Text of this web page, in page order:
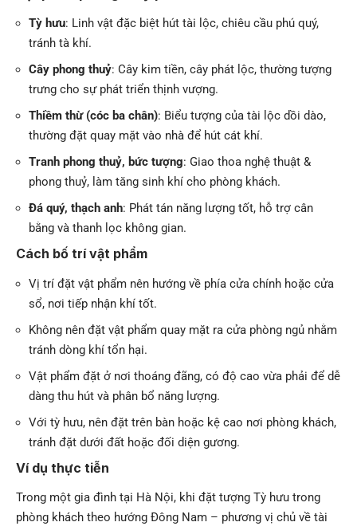
Tỳ hưu: Linh vật đặc biệt hút tài lộc, chiêu cầu phú quý,
tránh tà khí.
Cây phong thuỷ: Cây kim tiền, cây phát lộc, thường tượng
trưng cho sự phát triển thịnh vượng.
Thiềm thừ (cóc ba chân): Biểu tượng của tài lộc dồi dào,
thường đặt quay mặt vào nhà để hút cát khí.
Tranh phong thuỷ, bức tượng: Giao thoa nghệ thuật &
phong thuỷ, làm tăng sinh khí cho phòng khách.
Đá quý, thạch anh: Phát tán năng lượng tốt, hỗ trợ cân
bằng và thanh lọc không gian.
Cách bố trí vật phẩm
Vị trí đặt vật phẩm nên hướng về phía cửa chính hoặc cửa
sổ, nơi tiếp nhận khí tốt.
Không nên đặt vật phẩm quay mặt ra cửa phòng ngủ nhằm
tránh dòng khí tổn hại.
Vật phẩm đặt ở nơi thoáng đãng, có độ cao vừa phải để dễ
dàng thu hút và phân bổ năng lượng.
Với tỳ hưu, nên đặt trên bàn hoặc kệ cao nơi phòng khách,
tránh đặt dưới đất hoặc đối diện gương.
Ví dụ thực tiễn
Trong một gia đình tại Hà Nội, khi đặt tượng Tỳ hưu trong
phòng khách theo hướng Đông Nam – phương vị chủ về tài